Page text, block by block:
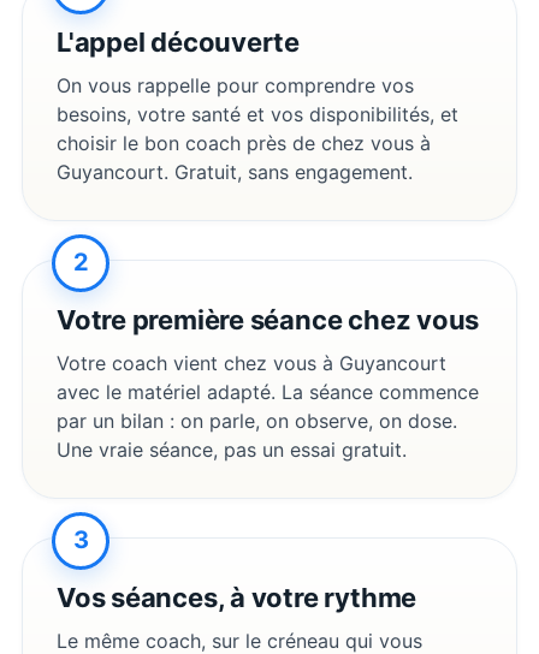
L'appel découverte
On vous rappelle pour comprendre vos
besoins, votre santé et vos disponibilités, et
choisir le bon coach près de chez vous à
Guyancourt. Gratuit, sans engagement.
2
Votre première séance chez vous
Votre coach vient chez vous à Guyancourt
avec le matériel adapté. La séance commence
par un bilan : on parle, on observe, on dose.
Une vraie séance, pas un essai gratuit.
3
Vos séances, à votre rythme
Le même coach, sur le créneau qui vous